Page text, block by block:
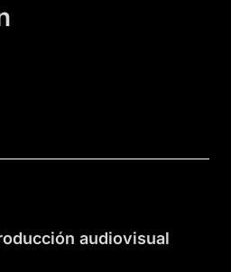
audiovisual